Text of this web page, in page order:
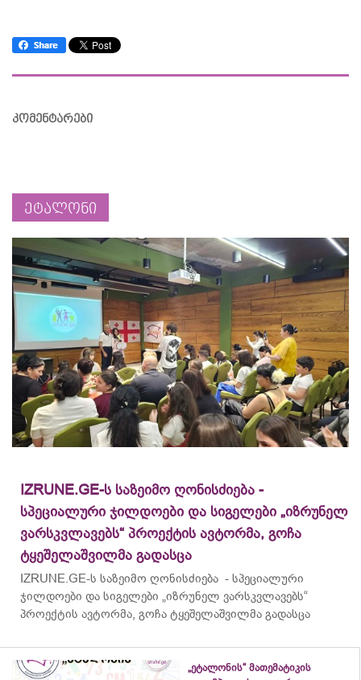
კომენტარები
ეტალონი
IZRUNE.GE-ს საზეიმო ღონისძიება -
სპეციალური ჯილდოები და სიგელები „იზრუნელ
ვარსკვლავებს“ პროექტის ავტორმა, გოჩა
ტყეშელაშვილმა გადასცა
IZRUNE.GE-ს საზეიმო ღონისძიება - სპეციალური
ჯილდოები და სიგელები „იზრუნელ ვარსკვლავებს“
პროექტის ავტორმა, გოჩა ტყეშელაშვილმა გადასცა
„ეტალონის“ მათემატიკის